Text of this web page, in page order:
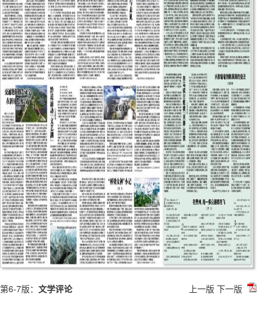
第6-7版： 文学评论 上一版 下一版